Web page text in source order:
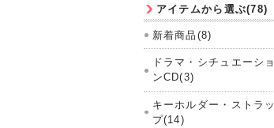
アイテムから選ぶ(78)
新着商品(8)
ドラマ・シチュエーショ
ンCD(3)
キーホルダー・ストラッ
プ(14)